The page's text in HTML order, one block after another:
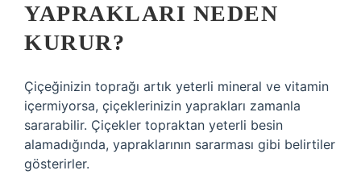
YAPRAKLARI NEDEN
KURUR?
Çiçeğinizin toprağı artık yeterli mineral ve vitamin
içermiyorsa, çiçeklerinizin yaprakları zamanla
sararabilir. Çiçekler topraktan yeterli besin
alamadığında, yapraklarının sararması gibi belirtiler
gösterirler.